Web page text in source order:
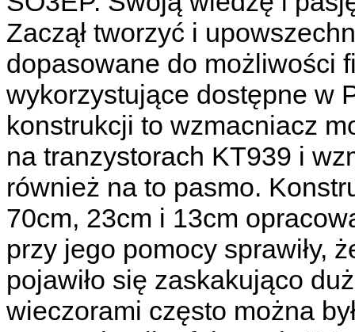
Zaczął tworzyć i
dopasowane do możliwości
wykorzystujące dostępne w
konstrukcji to wzmacniacz
na tranzystorach KT939 i
również na to pasmo.
70cm, 23cm i 13cm
przy jego pomocy sprawiły,
pojawiło się zaskakująco
wieczorami często można